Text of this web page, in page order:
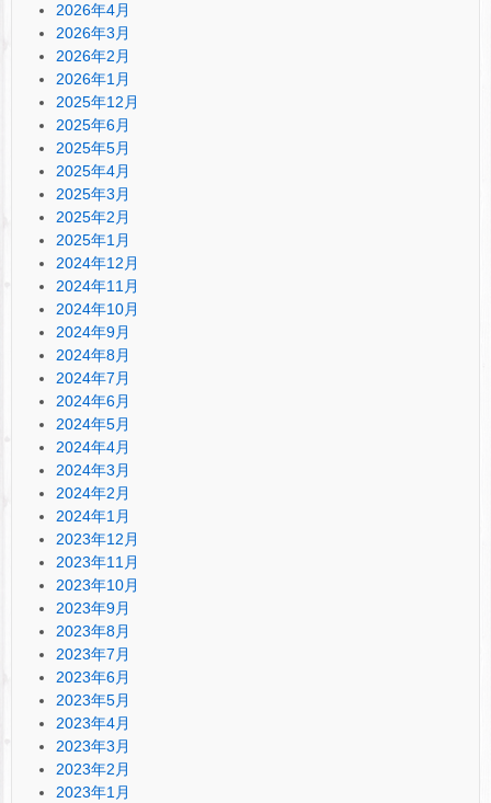
2026年4月
2026年3月
2026年2月
2026年1月
2025年12月
2025年6月
2025年5月
2025年4月
2025年3月
2025年2月
2025年1月
2024年12月
2024年11月
2024年10月
2024年9月
2024年8月
2024年7月
2024年6月
2024年5月
2024年4月
2024年3月
2024年2月
2024年1月
2023年12月
2023年11月
2023年10月
2023年9月
2023年8月
2023年7月
2023年6月
2023年5月
2023年4月
2023年3月
2023年2月
2023年1月